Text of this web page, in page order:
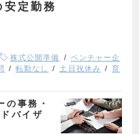
定勤務
株式公開準備
ベンチャー企
転勤なし 土日祝休み
育
の事務・
バイザ